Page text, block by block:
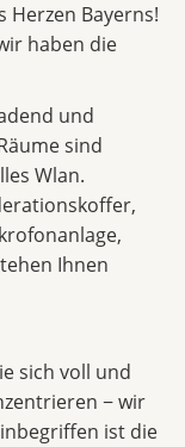
Herzen Bayerns!
haben die
und
sind
Wlan.
Ihnen
sich voll und
− wir
ist die